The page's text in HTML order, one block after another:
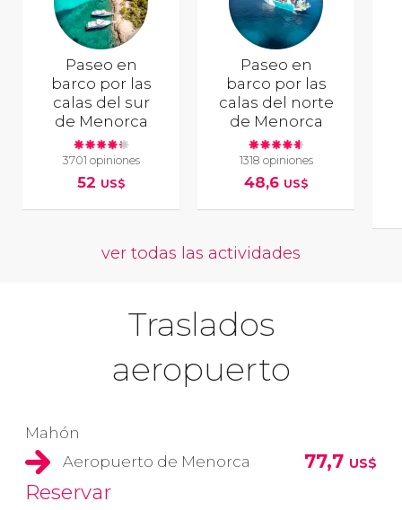
Paseo en
barco por las
calas del sur
de Menorca
3701 opiniones
52 US$
Paseo en
barco por las
calas del norte
de Menorca
1318 opiniones
48,6 US$
ver todas las actividades
Traslados
aeropuerto
Mahón
Aeropuerto de Menorca
77,7 US$
Reservar